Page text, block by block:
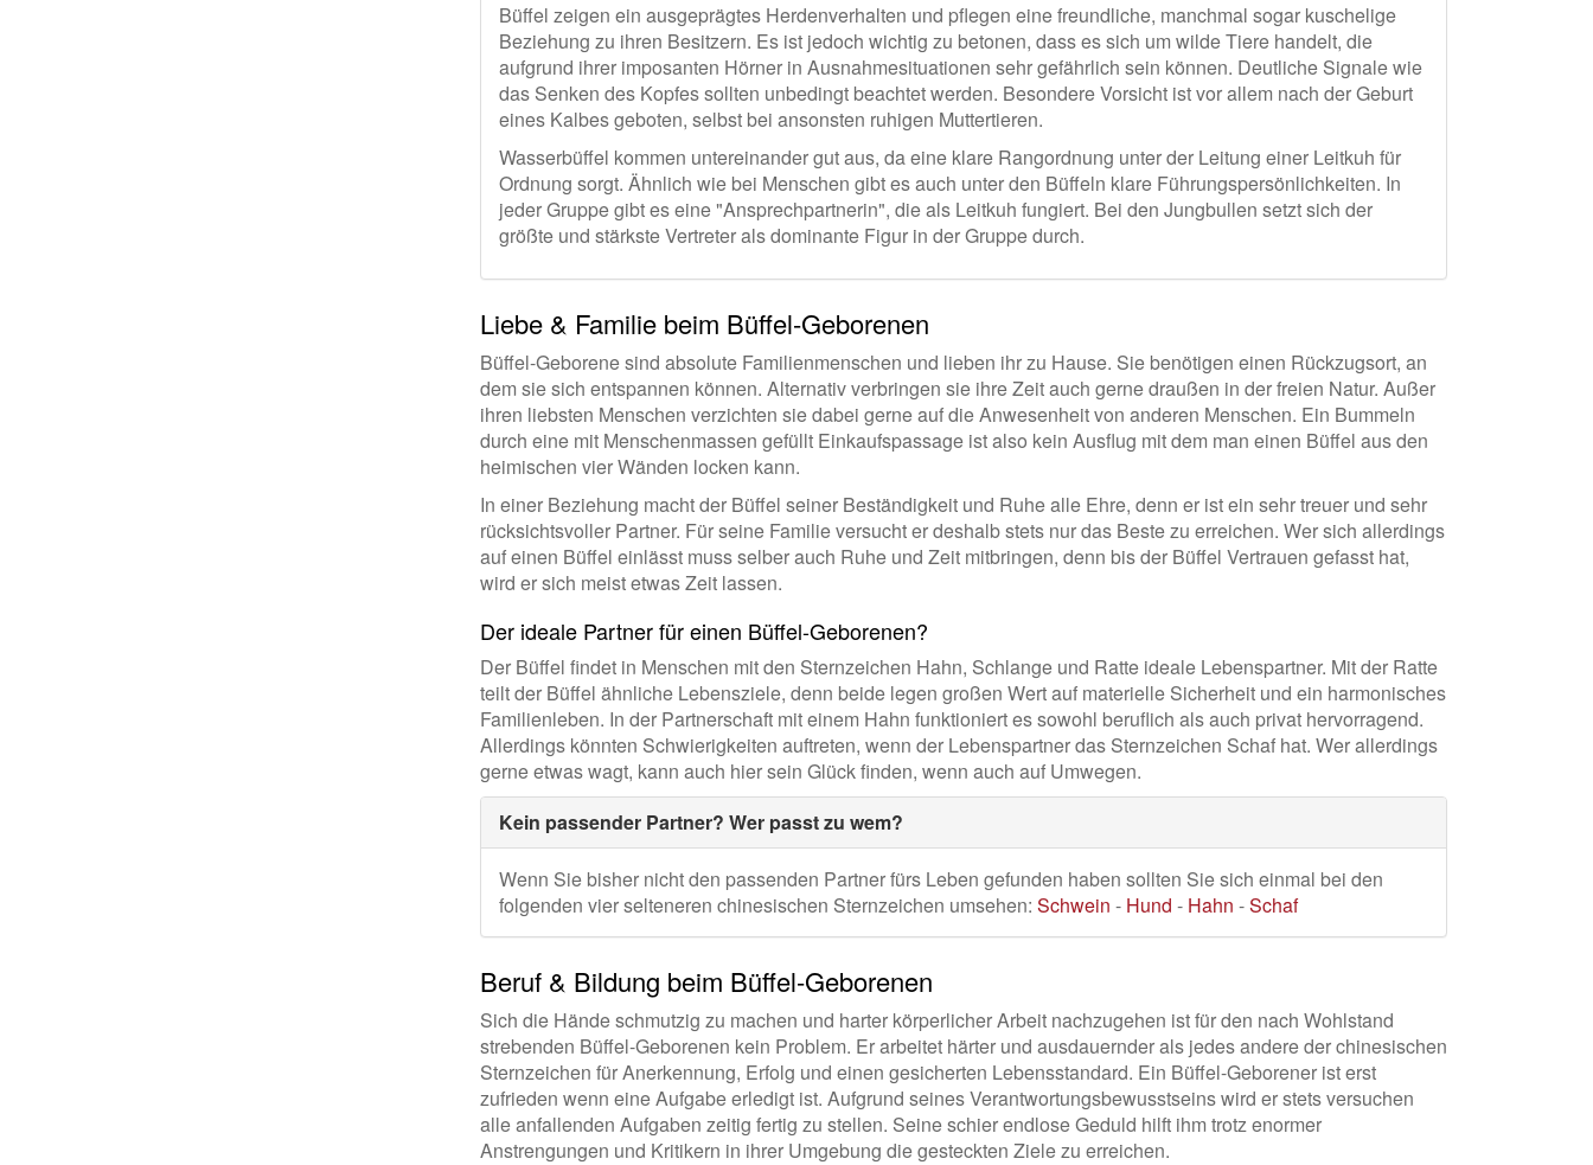
Büffel zeigen ein ausgeprägtes Herdenverhalten und pflegen eine freundliche, manchmal sogar kuschelige
Beziehung zu ihren Besitzern. Es ist jedoch wichtig zu betonen, dass es sich um wilde Tiere handelt, die
aufgrund ihrer imposanten Hörner in Ausnahmesituationen sehr gefährlich sein können. Deutliche Signale wie
das Senken des Kopfes sollten unbedingt beachtet werden. Besondere Vorsicht ist vor allem nach der Geburt
eines Kalbes geboten, selbst bei ansonsten ruhigen Muttertieren.
Wasserbüffel kommen untereinander gut aus, da eine klare Rangordnung unter der Leitung einer Leitkuh für
Ordnung sorgt. Ähnlich wie bei Menschen gibt es auch unter den Büffeln klare Führungspersönlichkeiten. In
jeder Gruppe gibt es eine "Ansprechpartnerin", die als Leitkuh fungiert. Bei den Jungbullen setzt sich der
größte und stärkste Vertreter als dominante Figur in der Gruppe durch.
Liebe & Familie beim Büffel-Geborenen
Büffel-Geborene sind absolute Familienmenschen und lieben ihr zu Hause. Sie benötigen einen Rückzugsort, an
dem sie sich entspannen können. Alternativ verbringen sie ihre Zeit auch gerne draußen in der freien Natur. Außer
ihren liebsten Menschen verzichten sie dabei gerne auf die Anwesenheit von anderen Menschen. Ein Bummeln
durch eine mit Menschenmassen gefüllt Einkaufspassage ist also kein Ausflug mit dem man einen Büffel aus den
heimischen vier Wänden locken kann.
In einer Beziehung macht der Büffel seiner Beständigkeit und Ruhe alle Ehre, denn er ist ein sehr treuer und sehr
rücksichtsvoller Partner. Für seine Familie versucht er deshalb stets nur das Beste zu erreichen. Wer sich allerdings
auf einen Büffel einlässt muss selber auch Ruhe und Zeit mitbringen, denn bis der Büffel Vertrauen gefasst hat,
wird er sich meist etwas Zeit lassen.
Der ideale Partner für einen Büffel-Geborenen?
Der Büffel findet in Menschen mit den Sternzeichen Hahn, Schlange und Ratte ideale Lebenspartner. Mit der Ratte
teilt der Büffel ähnliche Lebensziele, denn beide legen großen Wert auf materielle Sicherheit und ein harmonisches
Familienleben. In der Partnerschaft mit einem Hahn funktioniert es sowohl beruflich als auch privat hervorragend.
Allerdings könnten Schwierigkeiten auftreten, wenn der Lebenspartner das Sternzeichen Schaf hat. Wer allerdings
gerne etwas wagt, kann auch hier sein Glück finden, wenn auch auf Umwegen.
Kein passender Partner? Wer passt zu wem?
Wenn Sie bisher nicht den passenden Partner fürs Leben gefunden haben sollten Sie sich einmal bei den
folgenden vier selteneren chinesischen Sternzeichen umsehen: Schwein - Hund - Hahn -Schaf
Beruf & Bildung beim Büffel-Geborenen
Sich die Hände schmutzig zu machen und harter körperlicher Arbeit nachzugehen ist für den nach Wohlstand
strebenden Büffel-Geborenen kein Problem. Er arbeitet härter und ausdauernder als jedes andere der chinesischen
Sternzeichen für Anerkennung, Erfolg und einen gesicherten Lebensstandard. Ein Büffel-Geborener ist erst
zufrieden wenn eine Aufgabe erledigt ist. Aufgrund seines Verantwortungsbewusstseins wird er stets versuchen
alle anfallenden Aufgaben zeitig fertig zu stellen. Seine schier endlose Geduld hilft ihm trotz enormer
Anstrengungen und Kritikern in ihrer Umgebung die gesteckten Ziele zu erreichen.